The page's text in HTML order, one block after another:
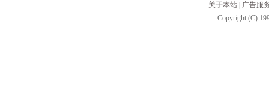
关于本站
广告服
Copyright (C)